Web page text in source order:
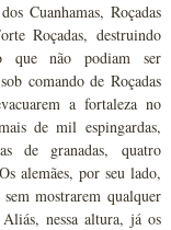
Cuanhamas, Roçadas
Roçadas, destruindo
que não podiam ser
comando de Roçadas
a fortaleza no
de mil espingardas,
de granadas, quatro
alemães, por seu lado,
mostrarem qualquer
nessa altura, já os